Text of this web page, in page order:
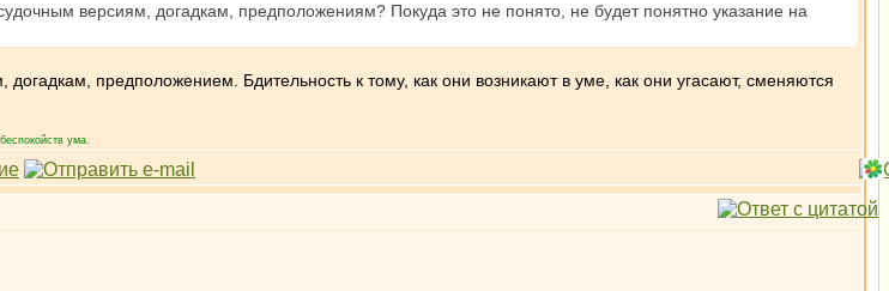
версиям, догадкам, предположениям? Покуда это не понято, не будет понятно указание на
предположением. Бдительность к тому, как они возникают в уме, как они угасают, сменяются
ума.